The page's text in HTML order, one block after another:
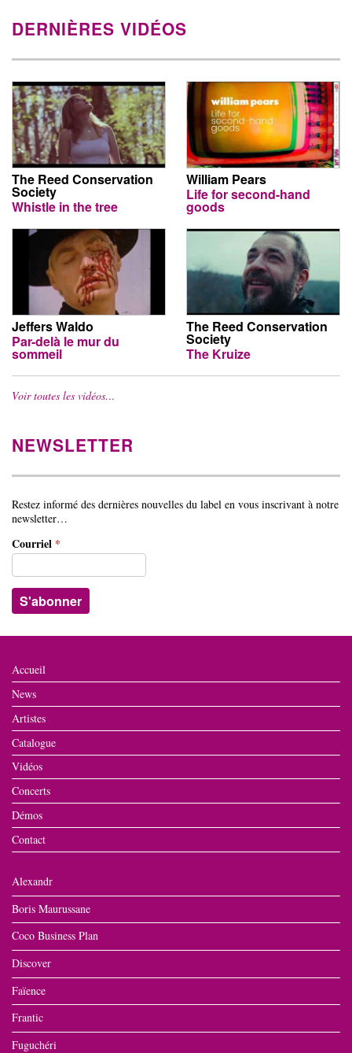
DERNIÈRES VIDÉOS
The Reed Conservation
Society
Whistle in the tree
William Pears
Life for second-hand
goods
Jeffers Waldo
Par-delà le mur du
sommeil
The Reed Conservation
Society
The Kruize
Voir toutes les vidéos…
NEWSLETTER
Restez informé des dernières nouvelles du label en vous inscrivant à notre
newsletter…
Courriel *
Accueil
News
Artistes
Catalogue
Vidéos
Concerts
Démos
Contact
Alexandr
Boris Maurussane
Coco Business Plan
Discover
Faïence
Frantic
Fuguchéri